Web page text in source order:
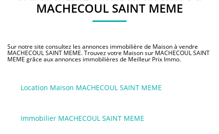
ESTIMER
FONDS DE COMMERCE
NOS AGENCES
Qui Sommes-Nous
Budget maxMACHECOUL SAINT MEME
Sur notre site consultez les annonces immobilière de Maison à vendre
MACHECOUL SAINT MEME. Trouvez votre Maison sur MACHECOUL SAINT
MEME grâce aux annonces immobilières de Meilleur Prix Immo.
Location Maison MACHECOUL SAINT MEME
Immobilier MACHECOUL SAINT MEME